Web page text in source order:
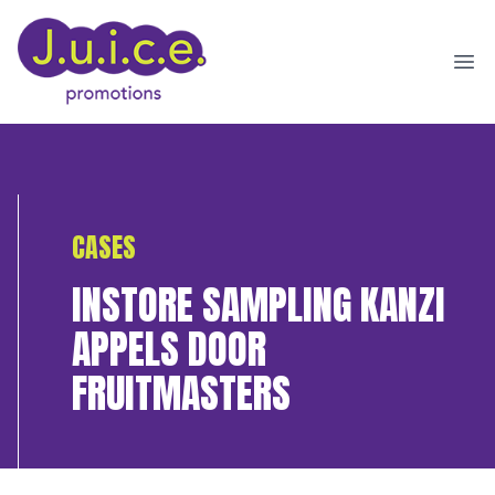
CASES
INSTORE SAMPLING KANZI
APPELS DOOR
FRUITMASTERS